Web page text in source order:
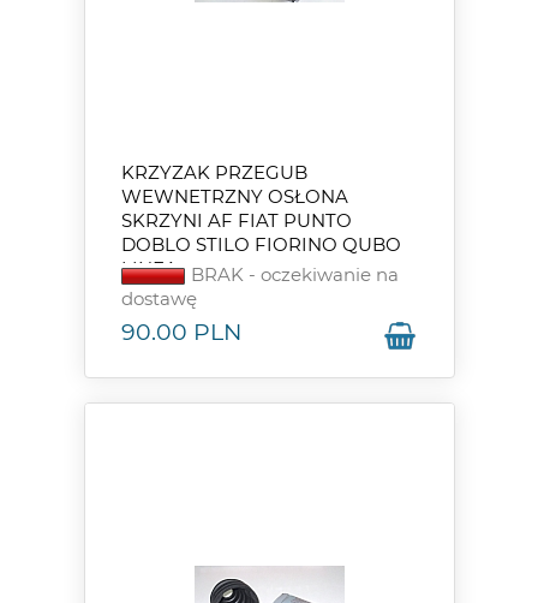
KRZYZAK PRZEGUB
WEWNETRZNY OSŁONA
SKRZYNI AF FIAT PUNTO
DOBLO STILO FIORINO QUBO
LINEA
BRAK - oczekiwanie na
dostawę
90.00 PLN